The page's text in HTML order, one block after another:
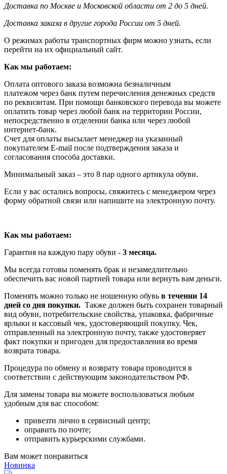
Доставка по Москве и Московской области от 2 до 5 дней.
Доставка заказа в другие города России от 5 дней.
О режимах работы транспортных фирм можно узнать, если
перейти на их официальный сайт.
Как мы работаем:
Оплата оптового заказа возможна безналичным
платежом через банк путем перечисления денежных средств
по реквизитам. При помощи банковского перевода вы можете
оплатить товар через любой банк на территории России,
непосредственно в отделении банка или через любой
интернет-банк.
Счет для оплаты высылает менеджер на указанный
покупателем E-mail после подтверждения заказа и
согласования способа доставки.
Минимальный заказ – это 8 пар одного артикула обуви.
Если у вас остались вопросы, свяжитесь с менеджером через
форму обратной связи или напишите на электронную почту.
Как мы работаем:
Гарантия на каждую пару обуви - 3 месяца.
Мы всегда готовы поменять брак и незамедлительно
обеспечить вас новой партией товара или вернуть вам деньги.
Поменять можно только не ношенную обувь в течении 14
дней со дня покупки. Также должен быть сохранен товарный
вид обуви, потребительские свойства, упаковка, фабричные
ярлыки и кассовый чек, удостоверяющий покупку. Чек,
отправленный на электронную почту, также удостоверяет
факт покупки и пригоден для предоставления во время
возврата товара.
Процедура по обмену и возврату товара проводится в
соответствии с действующим законодательством РФ.
Для замены товара вы можете воспользоваться любым
удобным для вас способом:
привезти лично в сервисный центр;
оправить по почте;
отправить курьерскими службами.
Вам может понравиться
Новинка